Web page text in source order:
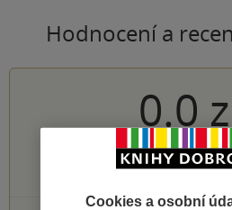
Hodnocení a
0.0 z
0hodnocení
Cookies a osobní